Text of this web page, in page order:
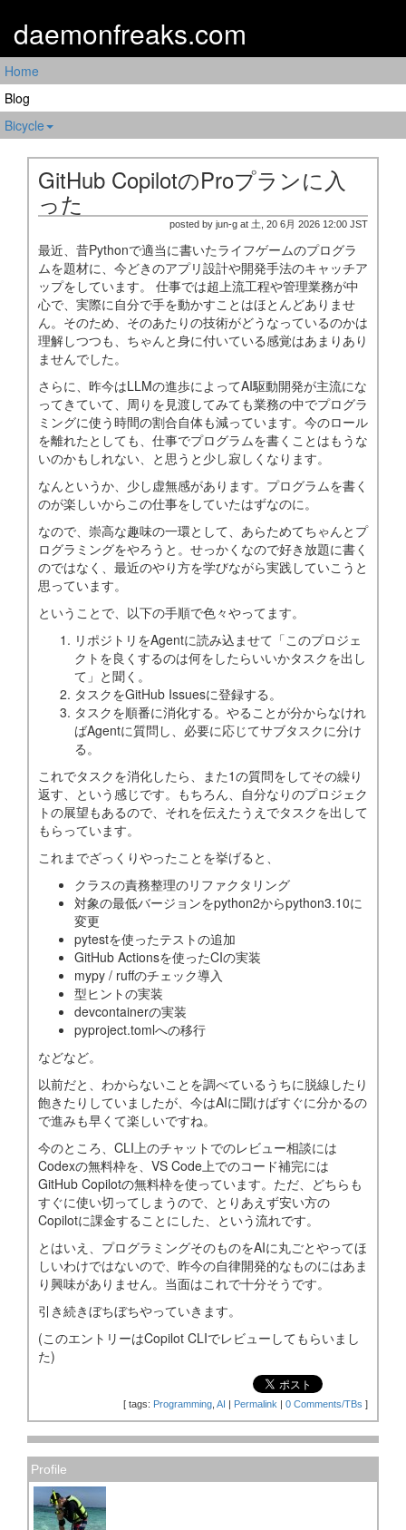
daemonfreaks.com
Home
Blog
Bicycle
GitHub CopilotのProプランに入
った
posted by jun-g at 土, 20 6月 2026 12:00 JST
最近、昔Pythonで適当に書いたライフゲームのプログラ
ムを題材に、今どきのアプリ設計や開発手法のキャッチア
ップをしています。 仕事では超上流工程や管理業務が中
心で、実際に自分で手を動かすことはほとんどありませ
ん。そのため、そのあたりの技術がどうなっているのかは
理解しつつも、ちゃんと身に付いている感覚はあまりあり
ませんでした。
さらに、昨今はLLMの進歩によってAI駆動開発が主流にな
ってきていて、周りを見渡してみても業務の中でプログラ
ミングに使う時間の割合自体も減っています。今のロール
を離れたとしても、仕事でプログラムを書くことはもうな
いのかもしれない、と思うと少し寂しくなります。
なんというか、少し虚無感があります。プログラムを書く
のが楽しいからこの仕事をしていたはずなのに。
なので、崇高な趣味の一環として、あらためてちゃんとプ
ログラミングをやろうと。せっかくなので好き放題に書く
のではなく、最近のやり方を学びながら実践していこうと
思っています。
ということで、以下の手順で色々やってます。
リポジトリをAgentに読み込ませて「このプロジェ
クトを良くするのは何をしたらいいかタスクを出し
て」と聞く。
タスクをGitHub Issuesに登録する。
タスクを順番に消化する。やることが分からなけれ
ばAgentに質問し、必要に応じてサブタスクに分け
る。
これでタスクを消化したら、また1の質問をしてその繰り
返す、という感じです。もちろん、自分なりのプロジェク
トの展望もあるので、それを伝えたうえでタスクを出して
もらっています。
これまでざっくりやったことを挙げると、
クラスの責務整理のリファクタリング
対象の最低バージョンをpython2からpython3.10に
変更
pytestを使ったテストの追加
GitHub Actionsを使ったCIの実装
mypy / ruffのチェック導入
型ヒントの実装
devcontainerの実装
pyproject.tomlへの移行
などなど。
以前だと、わからないことを調べているうちに脱線したり
飽きたりしていましたが、今はAIに聞けばすぐに分かるの
で進みも早くて楽しいですね。
今のところ、CLI上のチャットでのレビュー相談には
Codexの無料枠を、VS Code上でのコード補完には
GitHub Copilotの無料枠を使っています。ただ、どちらも
すぐに使い切ってしまうので、とりあえず安い方の
Copilotに課金することにした、という流れです。
とはいえ、プログラミングそのものをAIに丸ごとやってほ
しいわけではないので、昨今の自律開発的なものにはあま
り興味がありません。当面はこれで十分そうです。
引き続きぼちぼちやっていきます。
(このエントリーはCopilot CLIでレビューしてもらいまし
た)
[ tags: Programming AI | Permalink | 0 Comments/TBs ]
Profile